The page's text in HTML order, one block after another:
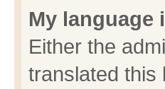
My language
Either the
translated this